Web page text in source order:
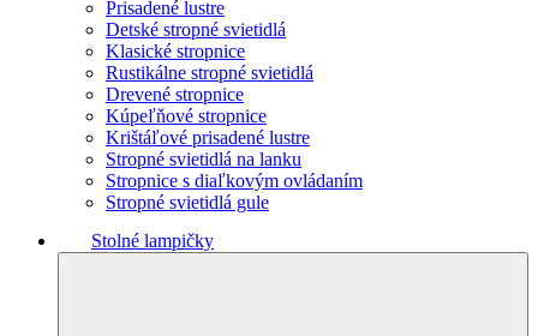
Prisadené lustre
Detské stropné svietidlá
Klasické stropnice
Rustikálne stropné svietidlá
Drevené stropnice
Kúpeľňové stropnice
Krištáľové prisadené lustre
Stropné svietidlá na lanku
Stropnice s diaľkovým ovládaním
Stropné svietidlá gule
Stolné lampičky